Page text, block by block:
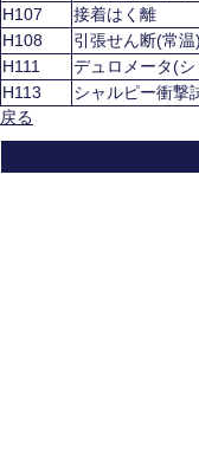
H107
接着はく離
H108
引張せん断(常温)
H111
デュロメータ(シ
H113
シャルピー衝撃
戻る